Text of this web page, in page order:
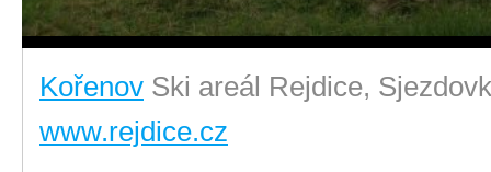
Kořenov Ski areál Rejdice,
www.rejdice.cz